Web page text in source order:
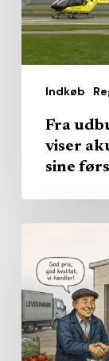
Indkøb
sine
Fra
viser
sine
forventer
flere
regler